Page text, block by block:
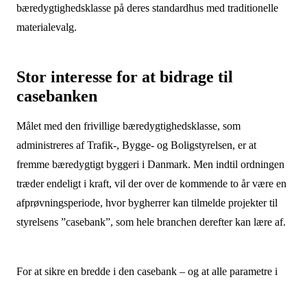
bæredygtighedsklasse på deres standardhus med traditionelle
materialevalg.
Stor interesse for at bidrage til
casebanken
Målet med den frivillige bæredygtighedsklasse, som
administreres af Trafik-, Bygge- og Boligstyrelsen, er at
fremme bæredygtigt byggeri i Danmark. Men indtil ordningen
træder endeligt i kraft, vil der over de kommende to år være en
afprøvningsperiode, hvor bygherrer kan tilmelde projekter til
styrelsens ”casebank”, som hele branchen derefter kan lære af.
For at sikre en bredde i den casebank – og at alle parametre i